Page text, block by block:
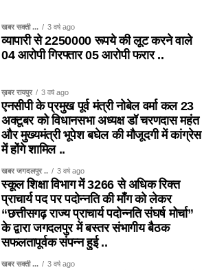
खबर सक्ती ... 3 वर्ष ago
व्यापारी से 2250000 रूपये की लूट करने वाले
04 आरोपी गिरफ्तार 05 आरोपी फरार ..
ख़बर रायपुर 3 वर्ष ago
एनसीपी के प्रमुख पूर्व मंत्री नोबेल वर्मा कल 23
अक्टूबर को विधानसभा अध्यक्ष डॉ चरणदास महंत
और मुख्यमंत्री भूपेश बघेल की मौजूदगी में कांग्रेस
में होंगे शामिल ..
खबर जगदलपुर .. 3 वर्ष ago
स्कूल शिक्षा विभाग में 3266 से अधिक रिक्त
प्राचार्य पद पर पदोन्नति की माँग को लेकर
“छत्तीसगढ़ राज्य प्राचार्य पदोन्नति संघर्ष मोर्चा”
के द्वारा जगदलपुर में बस्तर संभागीय बैठक
सफलतापूर्वक संपन्न हुई ..
खबर सक्ती ... 3 वर्ष ago